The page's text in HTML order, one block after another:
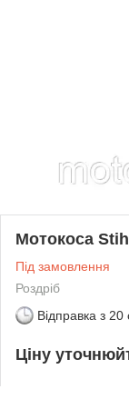
Мотокоса
Під замовлення
Роздріб
Відправка з 20
Ціну